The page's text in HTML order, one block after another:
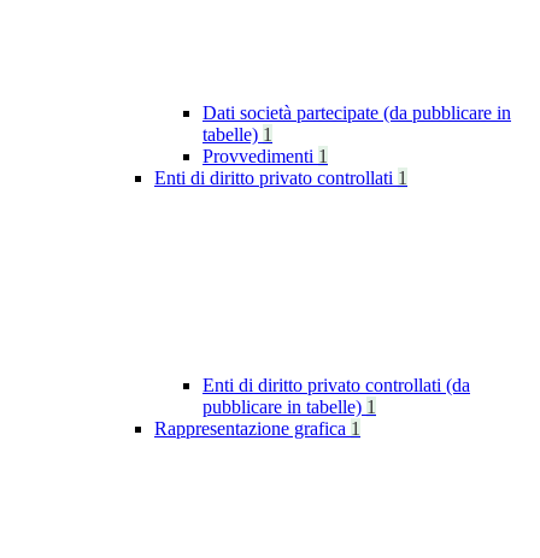
Dati società partecipate (da pubblicare in
tabelle) 1
Provvedimenti 1
Enti di diritto privato controllati 1
Enti di diritto privato controllati (da
pubblicare in tabelle) 1
Rappresentazione grafica 1